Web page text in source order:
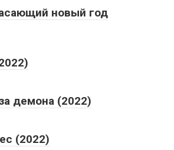
новый год
демона (2022)
(2022)